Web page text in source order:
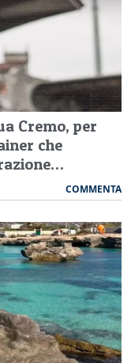
Cremo, per
che
COMMENTA